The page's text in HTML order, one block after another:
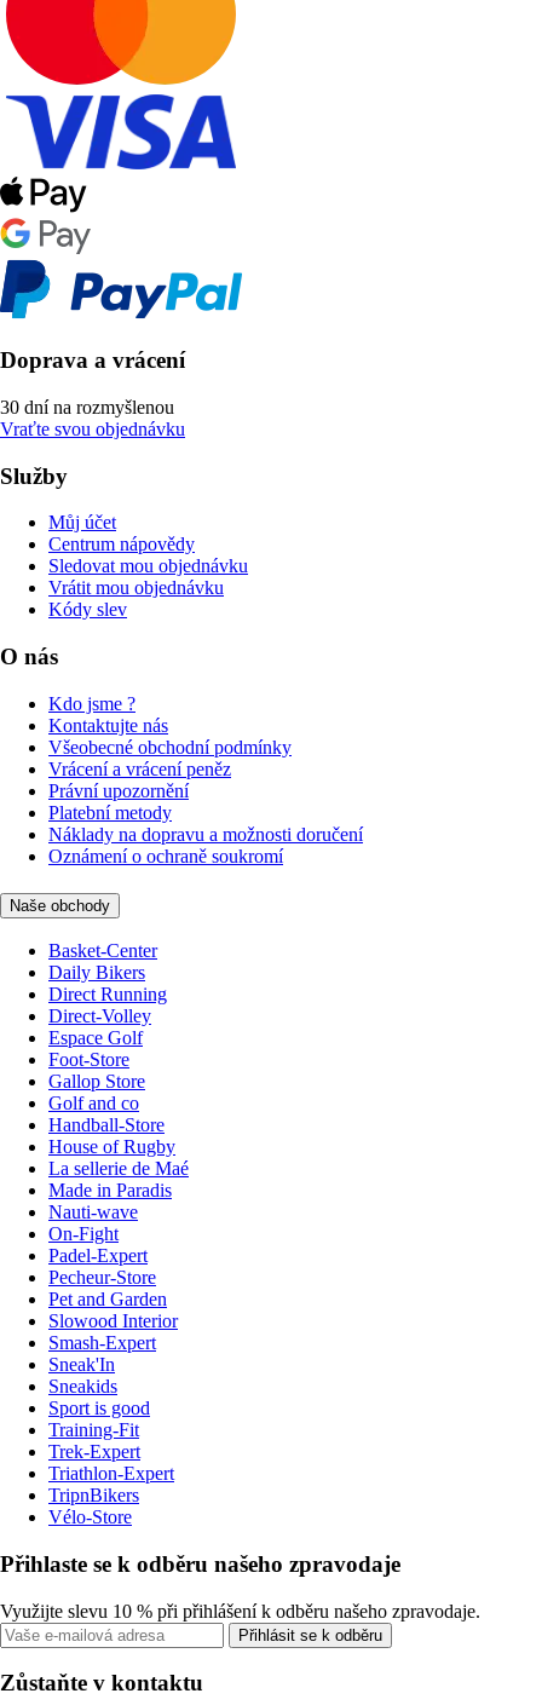
Doprava a vrácení
30 dní na rozmyšlenou
Vraťte svou objednávku
Služby
Můj účet
Centrum nápovědy
Sledovat mou objednávku
Vrátit mou objednávku
Kódy slev
O nás
Kdo jsme ?
Kontaktujte nás
Všeobecné obchodní podmínky
Vrácení a vrácení peněz
Právní upozornění
Platební metody
Náklady na dopravu a možnosti doručení
Oznámení o ochraně soukromí
Naše obchody
Basket-Center
Daily Bikers
Direct Running
Direct-Volley
Espace Golf
Foot-Store
Gallop Store
Golf and co
Handball-Store
House of Rugby
La sellerie de Maé
Made in Paradis
Nauti-wave
On-Fight
Padel-Expert
Pecheur-Store
Pet and Garden
Slowood Interior
Smash-Expert
Sneak'In
Sneakids
Sport is good
Training-Fit
Trek-Expert
Triathlon-Expert
TripnBikers
Vélo-Store
Přihlaste se k odběru našeho zpravodaje
Využijte slevu 10 % při přihlášení k odběru našeho zpravodaje.
Přihlásit se k odběru
Zůstaňte v kontaktu